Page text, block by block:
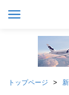
トップページ